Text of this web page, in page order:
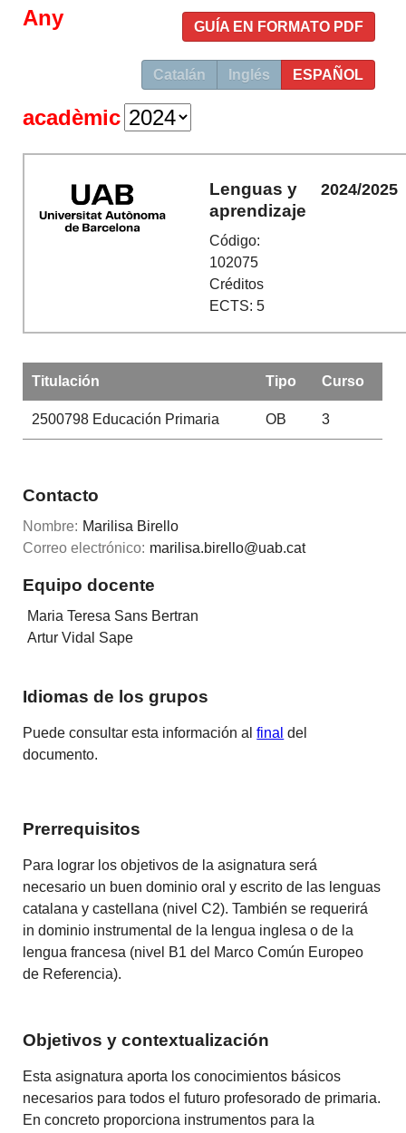
GUÍA EN FORMATO PDF
Catalán Inglés ESPAÑOL
Any
acadèmic
Lenguas y
aprendizaje
Código:
102075
Créditos
ECTS: 5
2024/2025
Titulación Tipo Curso
2500798Educación Primaria OB 3
Contacto
Nombre: Marilisa Birello
Correo electrónico: marilisa.birello@uab.cat
Equipo docente
Maria Teresa Sans Bertran
Artur Vidal Sape
Idiomas de los grupos
Puede consultar esta información alfinal del
documento.
Prerrequisitos
Para lograr los objetivos de la asignatura será
necesario un buen dominio oral y escrito de las lenguas
catalana y castellana (nivel C2). También se requerirá
in dominio instrumental de la lengua inglesa o de la
lengua francesa (nivel B1 del Marco Común Europeo
de Referencia).
Objetivos y contextualización
Esta asignatura aporta los conocimientos básicos
necesarios para todos el futuro profesorado de primaria.
En concreto proporciona instrumentos para la